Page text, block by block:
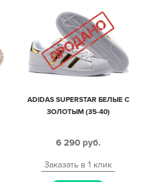
ADIDAS SUPERSTAR БЕЛЫЕ С
ЗОЛОТЫМ (35-40)
6 290 руб.
Заказать в 1 клик